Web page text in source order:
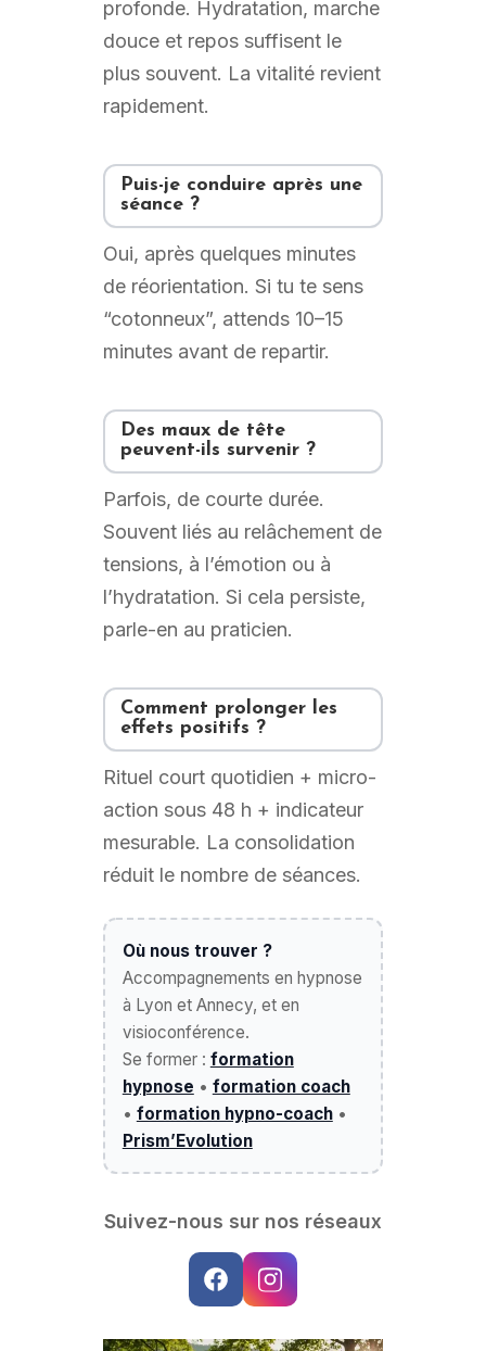
profonde. Hydratation, marche
douce et repos suffisent le
plus souvent. La vitalité revient
rapidement.
Puis-je conduire après une
séance ?
Oui, après quelques minutes
de réorientation. Si tu te sens
“cotonneux”, attends 10–15
minutes avant de repartir.
Des maux de tête
peuvent-ils survenir ?
Parfois, de courte durée.
Souvent liés au relâchement de
tensions, à l’émotion ou à
l’hydratation. Si cela persiste,
parle-en au praticien.
Comment prolonger les
effets positifs ?
Rituel court quotidien + micro-
action sous 48 h + indicateur
mesurable. La consolidation
réduit le nombre de séances.
Où nous trouver ?
Accompagnements en hypnose
à Lyon et Annecy, et en
visioconférence.
Se former : formation
hypnose • formation coach
• formation hypno-coach•
Prism’Evolution
Suivez-nous sur nos réseaux